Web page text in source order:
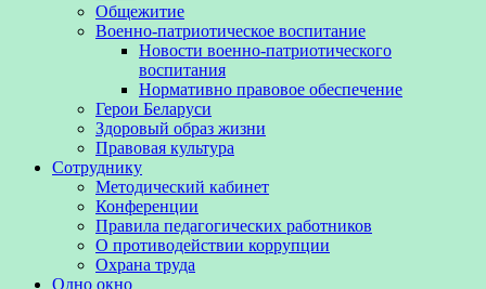
Общежитие
Военно-патриотическое воспитание
Новости военно-патриотического
воспитания
Нормативно правовое обеспечение
Герои Беларуси
Здоровый образ жизни
Правовая культура
Сотруднику
Методический кабинет
Конференции
Правила педагогических работников
О противодействии коррупции
Охрана труда
Одно окно